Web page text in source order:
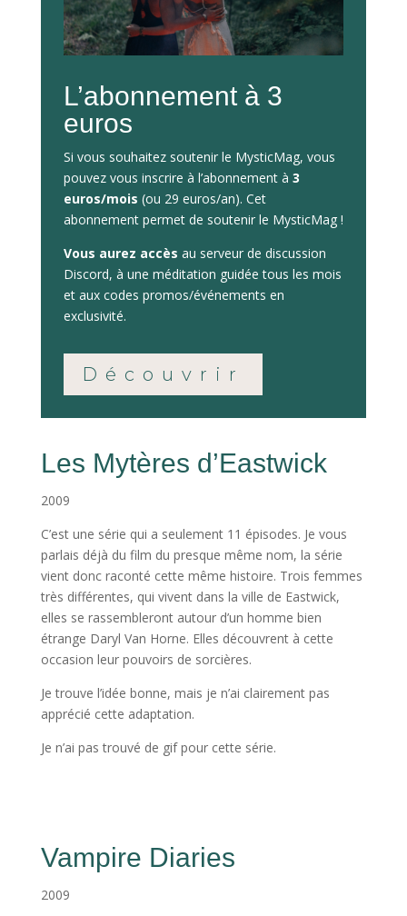
L’abonnement à 3
euros
Si vous souhaitez soutenir le MysticMag, vous
pouvez vous inscrire à l’abonnement à 3
euros/mois (ou 29 euros/an). Cet
abonnement permet de soutenir le MysticMag !
Vous aurez accès au serveur de discussion
Discord, à une méditation guidée tous les mois
et aux codes promos/événements en
exclusivité.
Découvrir
Les Mytères d’Eastwick
2009
C’est une série qui a seulement 11 épisodes. Je vous
parlais déjà du film du presque même nom, la série
vient donc raconté cette même histoire. Trois femmes
très différentes, qui vivent dans la ville de Eastwick,
elles se rassembleront autour d’un homme bien
étrange Daryl Van Horne. Elles découvrent à cette
occasion leur pouvoirs de sorcières.
Je trouve l’idée bonne, mais je n’ai clairement pas
apprécié cette adaptation.
Je n’ai pas trouvé de gif pour cette série.
Vampire Diaries
2009